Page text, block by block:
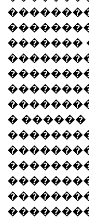
�������
�